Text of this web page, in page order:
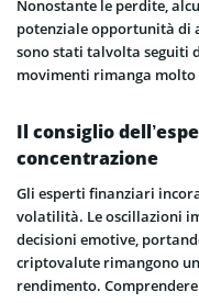
Nonostante le perdite,
potenziale opportunità di
sono stati talvolta seguiti
movimenti rimanga molto
Il consiglio
concentrazione
Gli esperti finanziari
volatilità. Le oscillazioni
decisioni emotive,
criptovalute rimangono
rendimento.